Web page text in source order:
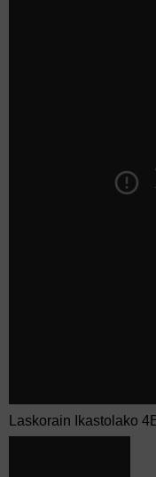
Laskorain Ikastolako